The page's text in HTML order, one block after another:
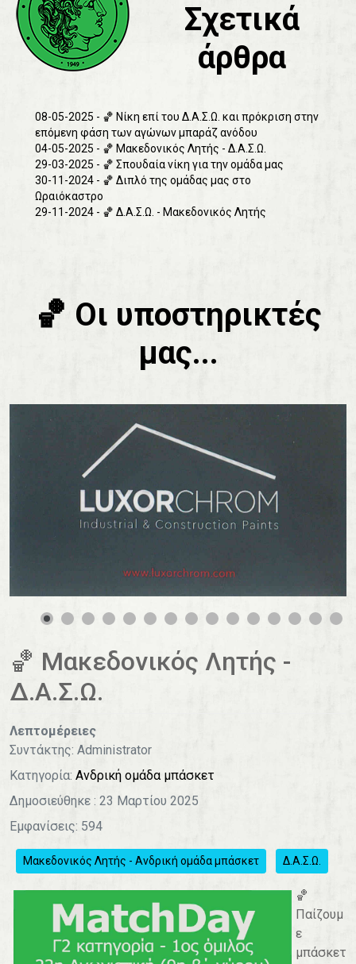
Σχετικά
άρθρα
08-05-2025 - 🏀 Νίκη επί του Δ.Α.Σ.Ω. και πρόκριση στην
επόμενη φάση των αγώνων μπαράζ ανόδου
04-05-2025 - 🏀 Μακεδονικός Λητής - Δ.Α.Σ.Ω.
29-03-2025 - 🏀 Σπουδαία νίκη για την ομάδα μας
30-11-2024 - 🏀 Διπλό της ομάδας μας στο
Ωραιόκαστρο
29-11-2024 - 🏀 Δ.Α.Σ.Ω. - Μακεδονικός Λητής
🏀 Οι υποστηρικτές
μας...
🏀 Μακεδονικός Λητής -
Δ.Α.Σ.Ω.
Λεπτομέρειες
Συντάκτης: Administrator
Κατηγορία: Ανδρική ομάδα μπάσκετ
Δημοσιεύθηκε : 23 Μαρτίου 2025
Εμφανίσεις: 594
Μακεδονικός Λητής - Ανδρική ομάδα μπάσκετ Δ.Α.Σ.Ω.
🏀
Παίζουμ
ε
μπάσκετ